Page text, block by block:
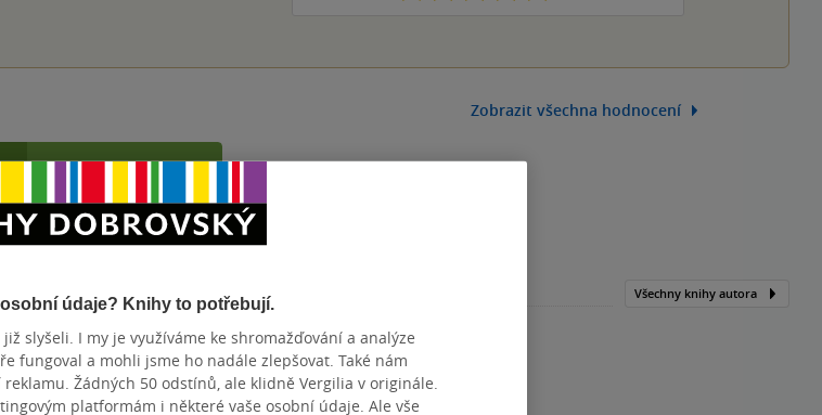
Zobrazit všechna hodnocení
Všechny knihy autora
údaje? Knihy to potřebují.
slyšeli. I my je využíváme ke shromažďování a analýze
fungoval a mohli jsme ho nadále zlepšovat. Také nám
Žádných 50 odstínů, ale klidně Vergilia v originále.
platformám i některé vaše osobní údaje. Ale vše